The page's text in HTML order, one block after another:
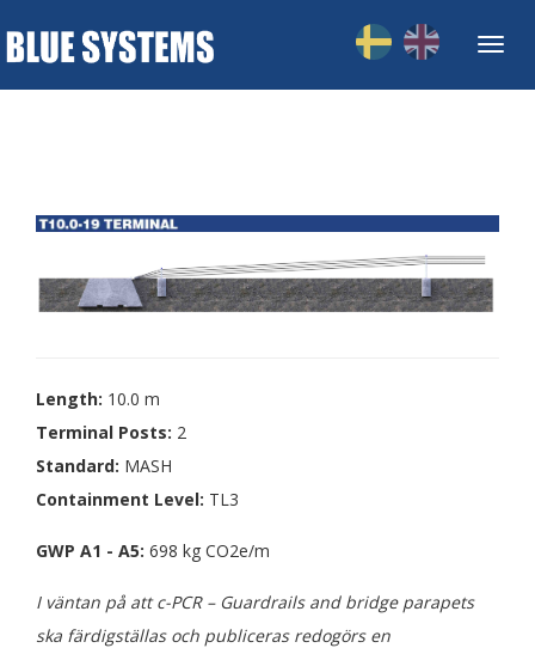
Length: 10.0 m
Terminal Posts: 2
Standard: MASH
Containment Level: TL3
GWP A1 - A5: 698 kg CO2e/m
I väntan på att c-PCR – Guardrails and bridge parapets
ska färdigställas och publiceras redogörs en